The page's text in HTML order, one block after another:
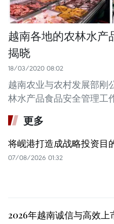
越南各地的农林水产
揭晓
18/03/2020 08:02
越南农业与农村发展部刚
林水产品食品安全管理工
更多
将岘港打造成战略投资目
07/08/2026 01:32
2026年越南诚信与高效上